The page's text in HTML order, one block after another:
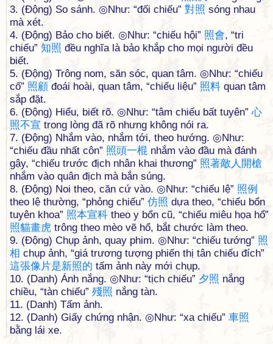
3. (Động) So sánh. ◎Như: “đối chiếu” 對照 sóng nhau
mà xét.
4. (Động) Bảo cho biết. ◎Như: “chiếu hội” 照會, “tri
chiếu” 知照 đều nghĩa là bảo khắp cho mọi người đều
biết.
5. (Động) Trông nom, săn sóc, quan tâm. ◎Như: “chiếu
cố” 照顧 đoái hoài, quan tâm, “chiếu liệu” 照料 quan tâm
sắp đặt.
6. (Động) Hiểu, biết rõ. ◎Như: “tâm chiếu bất tuyên”心
照不宣 trong lòng đã rõ nhưng không nói ra.
7. (Động) Nhắm vào, nhắm tới, theo hướng. ◎Như:
“chiếu đầu nhất côn” 照頭一棍 nhắm vào đầu mà đánh
gậy, “chiếu trước địch nhân khai thương” 照著敵 人 開槍
nhắm vào quân địch mà bắn súng.
8. (Động) Noi theo, căn cứ vào. ◎Như: “chiếu lệ” 照例
theo lệ thường, “phỏng chiếu” 仿照 dựa theo, “chiếu bổn
tuyên khoa” 照本宣科 theo y bổn cũ, “chiếu miêu họa hổ”
照貓畫虎 trông theo mèo vẽ hổ, bắt chước làm theo.
9. (Động) Chụp ảnh, quay phim. ◎Như: “chiếu tướng” 照
相 chụp ảnh, “giá trương tượng phiến thị tân chiếu đích”
這張像片是新照的 tấm ảnh này mới chụp.
10. (Danh) Ánh nắng. ◎Như: “tịch chiếu” 夕照 nắng
chiều, “tàn chiếu” 殘照 nắng tàn.
11. (Danh) Tấm ảnh.
12. (Danh) Giấy chứng nhận. ◎Như: “xa chiếu” 車照
bằng lái xe.